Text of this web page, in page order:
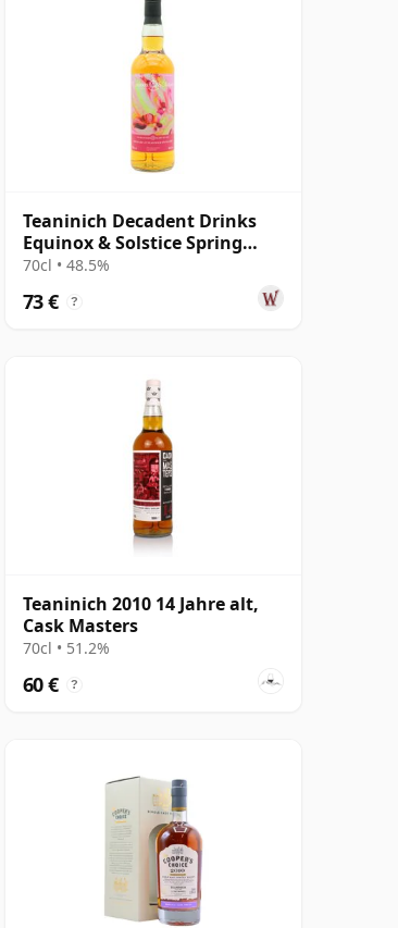
Teaninich Decadent Drinks
Equinox & Solstice Spring
2024 Edi 2011 13 Jahre alt
70cl • 48.5%
73 € ?
Teaninich 2010 14 Jahre alt,
Cask Masters
70cl • 51.2%
60 € ?